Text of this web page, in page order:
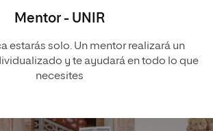
Mentor - UNIR
estarás solo. Un mentor realizará un
y te ayudará en todo lo que
necesites